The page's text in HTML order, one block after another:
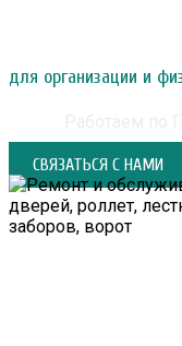
для организации и
СВЯЗАТЬСЯ С НАМИ